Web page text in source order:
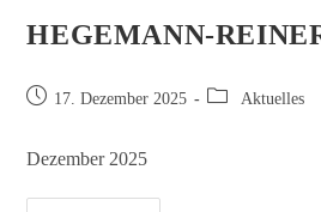
HEGEMANN-
17. Dezember 2025 Aktuelles
Dezember 2025